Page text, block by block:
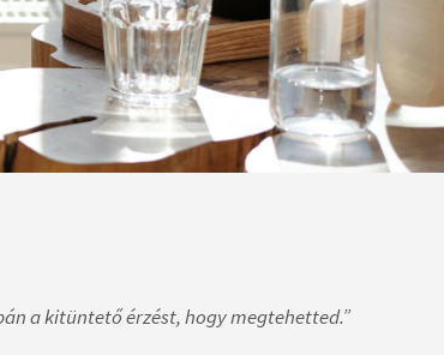
a kitüntető érzést, hogy megtehetted.”